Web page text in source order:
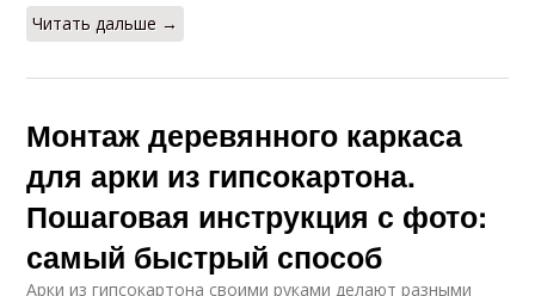
Читать дальше →
Монтаж деревянного каркаса
для арки из гипсокартона.
Пошаговая инструкция с фото:
самый быстрый способ
Арки из гипсокартона своими руками делают разными